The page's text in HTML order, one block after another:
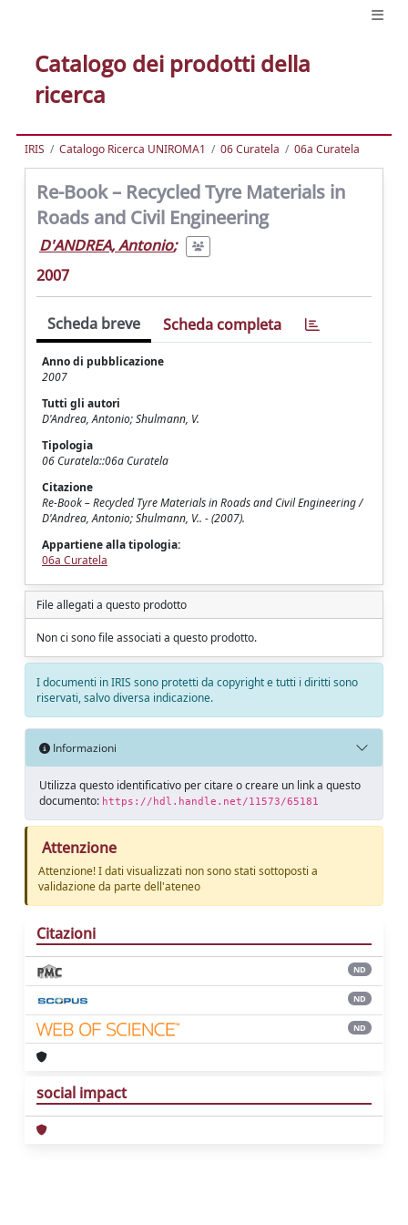
Catalogo dei prodotti della
ricerca
IRIS Catalogo Ricerca UNIROMA1 06 Curatela 06a Curatela
Re-Book – Recycled Tyre Materials in
Roads and Civil Engineering
D'ANDREA, Antonio;
2007
Scheda breve Scheda completa
Anno di pubblicazione
2007
Tutti gli autori
D'Andrea, Antonio; Shulmann, V.
Tipologia
06 Curatela::06a Curatela
Citazione
Re-Book – Recycled Tyre Materials in Roads and Civil Engineering /
D'Andrea, Antonio; Shulmann, V.. - (2007).
Appartiene alla tipologia:
06a Curatela
File allegati a questo prodotto
Non ci sono file associati a questo prodotto.
I documenti in IRIS sono protetti da copyright e tutti i diritti sono
riservati, salvo diversa indicazione.
Informazioni
Utilizza questo identificativo per citare o creare un link a questo
documento: https://hdl.handle.net/11573/65181
Attenzione
Attenzione! I dati visualizzati non sono stati sottoposti a
validazione da parte dell'ateneo
Citazioni
ND
ND
ND
social impact